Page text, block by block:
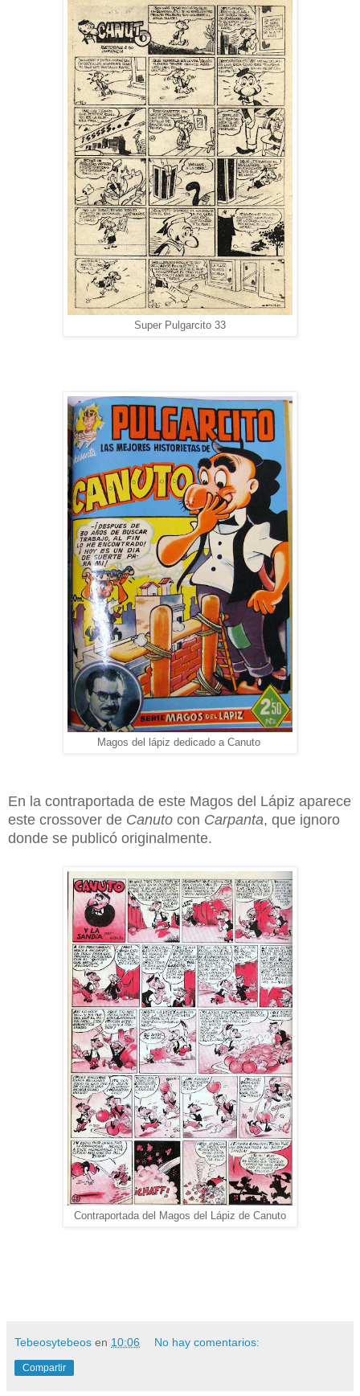
Super Pulgarcito 33
Magos del lápiz dedicado a Canuto
En la contraportada de este Magos del Lápiz aparece
este crossover de Canuto con Carpanta, que ignoro
donde se publicó originalmente.
Contraportada del Magos del Lápiz de Canuto
Tebeosytebeos en 10:06 No hay comentarios:
Compartir